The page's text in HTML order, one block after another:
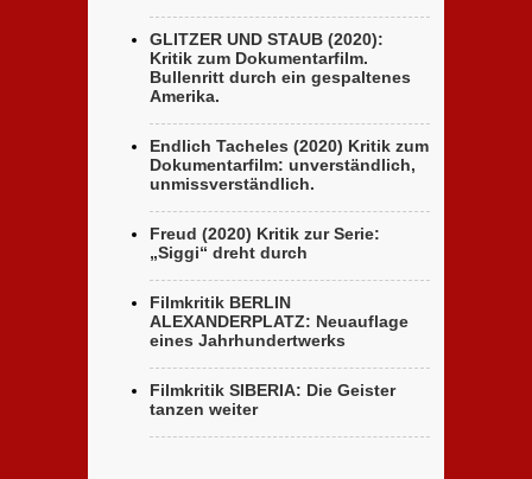
GLITZER UND STAUB (2020):
Kritik zum Dokumentarfilm.
Bullenritt durch ein gespaltenes
Amerika.
Endlich Tacheles (2020) Kritik zum
Dokumentarfilm: unverständlich,
unmissverständlich.
Freud (2020) Kritik zur Serie:
„Siggi“ dreht durch
Filmkritik BERLIN
ALEXANDERPLATZ: Neuauflage
eines Jahrhundertwerks
Filmkritik SIBERIA: Die Geister
tanzen weiter